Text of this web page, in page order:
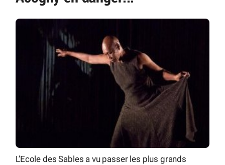
L’Ecole des Sables a vu passer les plus grands